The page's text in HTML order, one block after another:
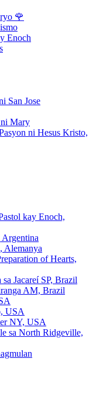
🌹
Enoch
San Jose
Mary
ni Hesus Kristo,
kay Enoch,
Alemanya
of Hearts,
Jacareí SP, Brazil
AM, Brazil
USA
NY, USA
sa North Ridgeville,